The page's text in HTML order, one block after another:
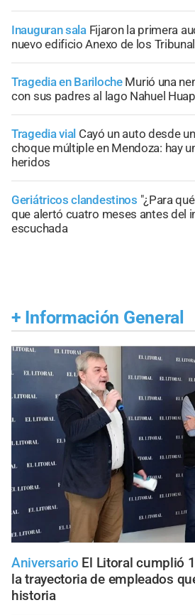
Inauguran sala Fijaron la primera
nuevo edificio Anexo de los
Tragedia en Bariloche Murió una
con sus padres al lago Nahuel
Tragedia vial Cayó un auto desde
choque múltiple en Mendoza: hay
heridos
Geriátricos clandestinos "¿Para
que alertó cuatro meses antes del
escuchada
+ Información General
Aniversario El Litoral cumplió
la trayectoria de empleados
historia